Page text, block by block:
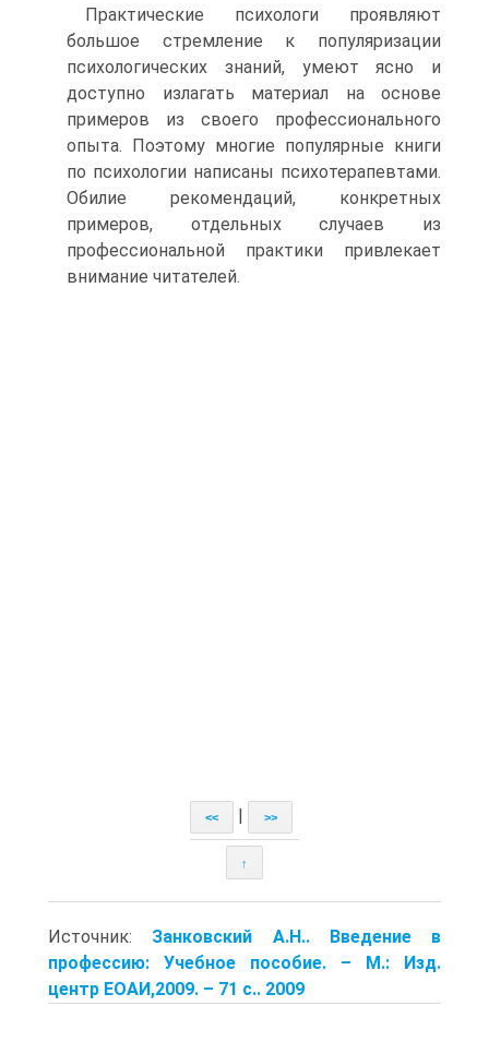
Практические психологи проявляют
большое стремление к популяризации
психологических знаний, умеют ясно и
доступно излагать материал на основе
примеров из своего профессионального
опыта. Поэтому многие популярные книги
по психологии написаны психотерапевтами.
Обилие рекомендаций, конкретных
примеров, отдельных случаев из
профессиональной практики привлекает
внимание читателей.
<< >>
↑
Источник: Занковский А.Н.. Введение в
профессию: Учебное пособие. – М.: Изд.
центр ЕОАИ,2009. – 71 с.. 2009